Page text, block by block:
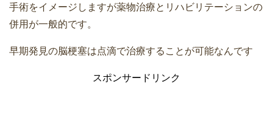
手術をイメージしますが薬物治療とリハビリテーションの
併用が一般的です。
早期発見の脳梗塞は点滴で治療することが可能なんです
スポンサードリンク